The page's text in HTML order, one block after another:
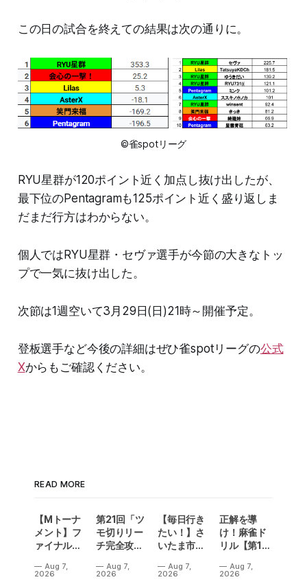
この日の試合を終えての結果は次の通りに。
©雀spotリーグ
RYU星群が120ポイント近く加点し抜け出したが、
最下位のPentagramも125ポイント近く盛り返しま
だまだ行方はわからない。
個人ではRYU星群・セヴァ選手が今節の大きなトッ
プで一気に抜け出した。
次節は1週空いて3月29日(日)21時～開催予定。
登板選手など今後の詳細はぜひ雀spotリーグの公式
Xからもご確認ください。
READ MORE
【Mトーナ
メント】フ
ァイナル／2
ニバル！東
Aug 7,
2026
第21回「ツ
モ切りリー
チ完全攻
Aug 7,
2026
【毎日行き
たい！】さ
いたま市に
誕生！？
Aug 7,
2026
正解を導
け！麻雀ド
リル【第14
Aug 7,
2026